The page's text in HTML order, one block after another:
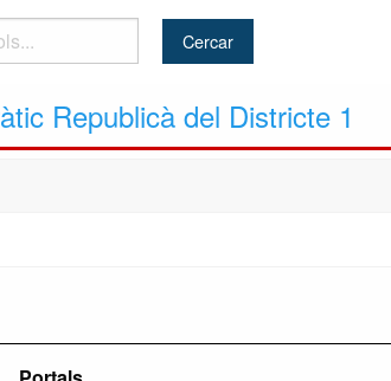
Republicà del Districte 1